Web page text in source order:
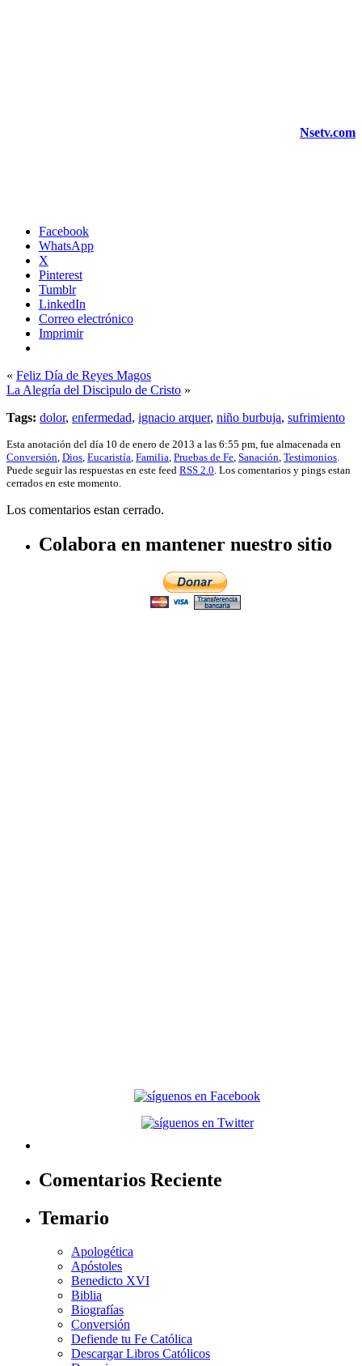
Nsetv.com
Facebook
WhatsApp
X
Pinterest
Tumblr
LinkedIn
Correo electrónico
Imprimir
« Feliz Día de Reyes Magos
La Alegría del Discipulo de Cristo »
Tags: dolor, enfermedad, ignacio arquer, niño burbuja, sufrimiento
Esta anotación del día 10 de enero de 2013 a las 6:55 pm, fue almacenada en
Conversión Dios Eucaristía Familia Pruebas de Fe Sanación Testimonios
Puede seguir las respuestas en este feed RSS 2.0 . Los comentarios y pings estan
cerrados en este momento.
Los comentarios estan cerrado.
Colabora en mantener nuestro sitio
Comentarios Reciente
Temario
Apologética
Apóstoles
Benedicto XVI
Biblia
Biografías
Conversión
Defiende tu Fe Católica
Descargar Libros Católicos